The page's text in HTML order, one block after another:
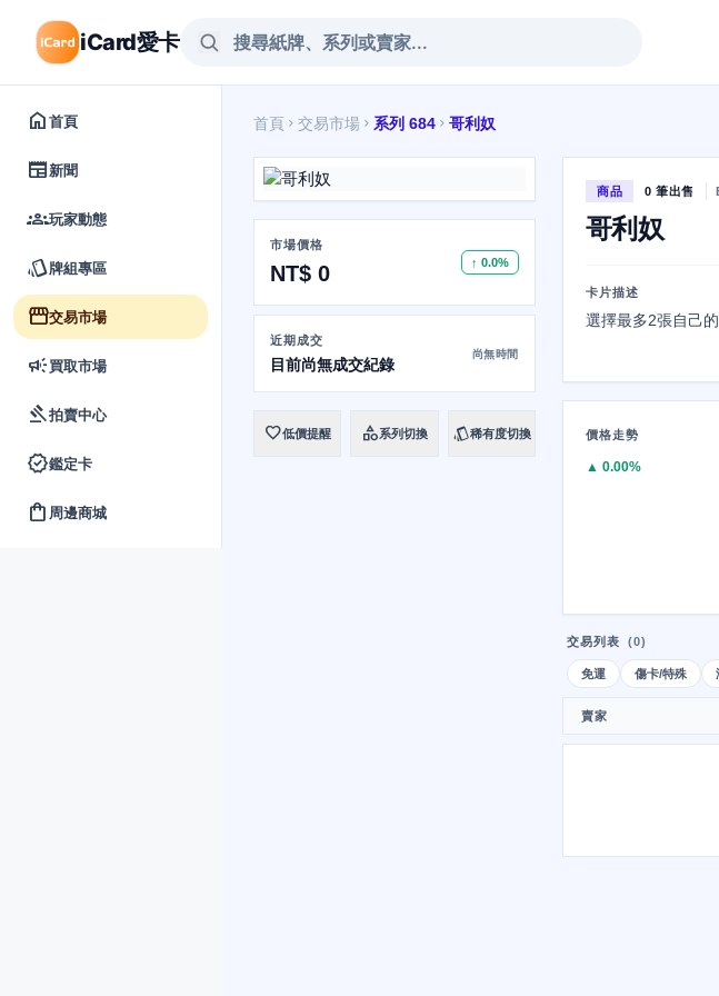
iCard愛卡
home首頁
newspaper新聞
groups玩家動態
style牌組專區
storefront交易市場
campaign買取市場
gavel拍賣中心
verified鑑定卡
shopping_bag 周邊商城
首頁 chevron_right 交易市場 chevron_right 系列 684 chevron_right 哥利奴
市場價格
NT$ 0 ↑ 0.0%
近期成交
目前尚無成交紀錄
尚無時間
favorite低價提醒 category系列切換 style稀有度切換
商品 0 筆出售
哥利奴
卡片描述
選擇最多2張自己
價格走勢
▲ 0.00%
交易列表 (0)
免運 傷卡/特殊
賣家